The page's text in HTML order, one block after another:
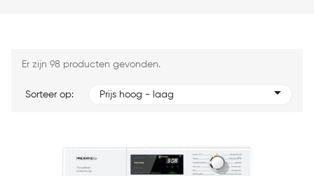
Er zijn 98 producten gevonden.
Sorteer op: Prijs hoog - laag